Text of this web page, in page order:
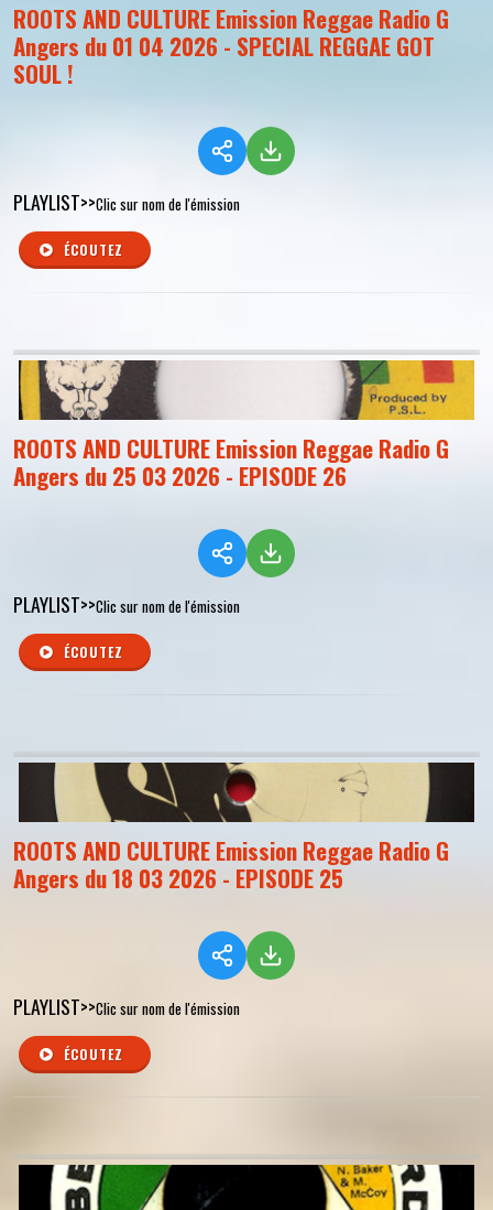
ROOTS AND CULTURE Emission Reggae Radio G
Angers du 01 04 2026 - SPECIAL REGGAE GOT
SOUL !
PLAYLIST>>Clic sur nom de l'émission
ÉCOUTEZ
ROOTS AND CULTURE Emission Reggae Radio G
Angers du 25 03 2026 - EPISODE 26
PLAYLIST>>Clic sur nom de l'émission
ÉCOUTEZ
ROOTS AND CULTURE Emission Reggae Radio G
Angers du 18 03 2026 - EPISODE 25
PLAYLIST>>Clic sur nom de l'émission
ÉCOUTEZ